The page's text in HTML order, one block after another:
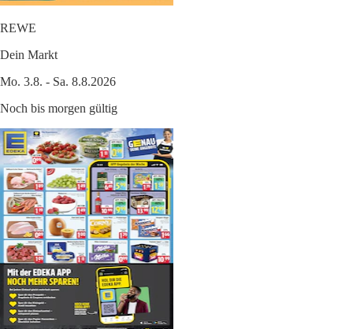
REWE
Dein Markt
Mo. 3.8. - Sa. 8.8.2026
Noch bis morgen gültig